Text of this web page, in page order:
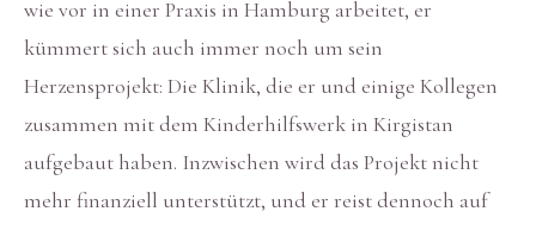
wie vor in einer Praxis in Hamburg arbeitet, er
kümmert sich auch immer noch um sein
Herzensprojekt: Die Klinik, die er und einige Kollegen
zusammen mit dem Kinderhilfswerk in Kirgistan
aufgebaut haben. Inzwischen wird das Projekt nicht
mehr finanziell unterstützt, und er reist dennoch auf